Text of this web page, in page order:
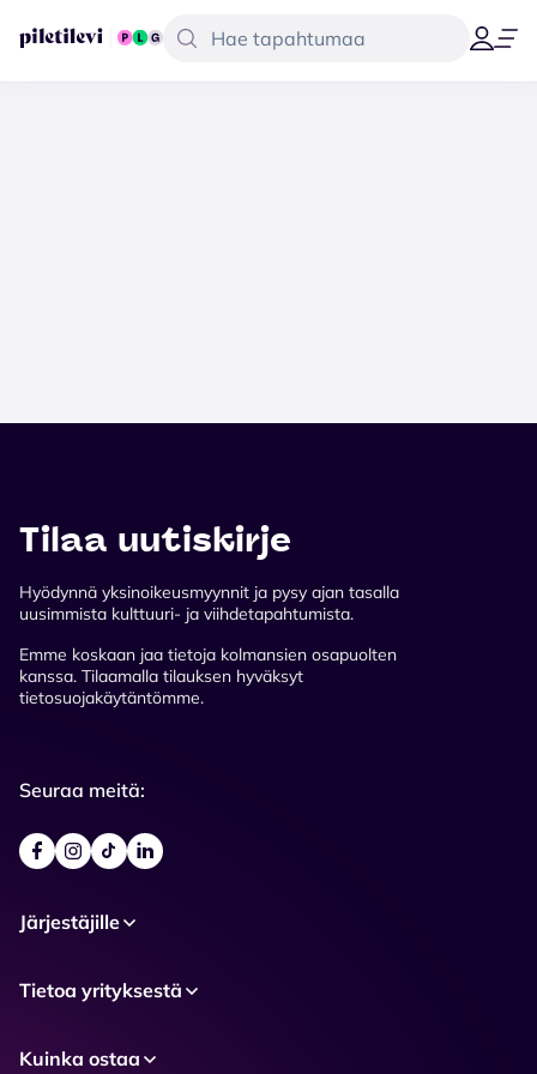
Tilaa uutiskirje
Hyödynnä yksinoikeusmyynnit ja pysy ajan tasalla
uusimmista kulttuuri- ja viihdetapahtumista.
Emme koskaan jaa tietoja kolmansien osapuolten
kanssa. Tilaamalla tilauksen hyväksyt
tietosuojakäytäntömme.
Seuraa meitä:
Järjestäjille
Tietoa yrityksestä
Kuinka ostaa